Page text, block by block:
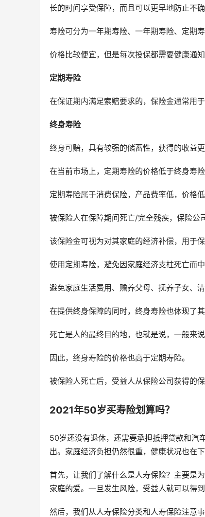
长的时间享受保障，而且可以更早地防止不确
寿险可分为一年期寿险、一年期寿险、定期
价格比较便宜，但是每次投保都需要健康通
定期寿险
在保证期内满足索赔要求的，保险金通常用
终身寿险
终身可赔，具有较强的储蓄性，获得的收益
在当前市场上，定期寿险的价格低于终身寿险
定期寿险属于消费保险，产品费率低，价格低
被保险人在保障期间死亡/完全残疾，保险公
该保险金可视为对其家庭的经济补偿，用于保
使用定期寿险，避免因家庭经济支柱死亡而中
避免家庭生活费用、赡养父母、抚养子女、
在提供终身保障的同时，终身寿险也体现了其
死亡是人的最终目的地，也就是说，一般来
因此，终身寿险的价格也高于定期寿险。
被保险人死亡后，受益人从保险公司获得的
2021年50岁买寿险划算吗？
50岁还没有退休，还需要承担抵押贷款和汽
出。家庭经济负担仍然很重，健康状况也在
首先，让我们了解什么是人寿保险？主要是
家庭的爱。一旦发生风险，受益人就可以得
然后，我们从人寿保险分类和人寿保险注意